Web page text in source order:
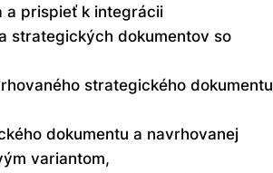
a prispieť k integrácii
strategických dokumentov so
strategického dokumentu
dokumentu a navrhovanej
variantom,